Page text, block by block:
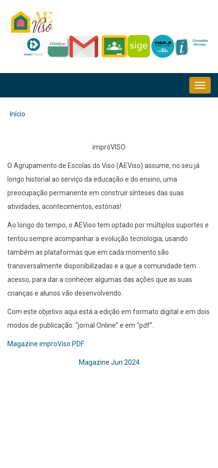
para
conteúdo
Início
improVISO
O Agrupamento de Escolas do Viso (AEViso) assume, no seu já
longo historial ao serviço da educação e do ensino, uma
preocupação permanente em construir sínteses das suas
atividades, acontecimentos, estórias!
Ao longo do tempo, o AEViso tem optado por múltiplos suportes e
tentou sempre acompanhar a evolução tecnologia, usando
também as plataformas que em cada momento são
transversalmente disponibilizadas e a que a comunidade tem
acesso, para dar a conhecer algumas das ações que as suas
crianças e alunos vão desenvolvendo.
Com este objetivo aqui está a edição em formato digital e em dois
modos de publicação: “jornal Online” e em “pdf”.
Magazine improViso PDF
Magazine Jun 2024